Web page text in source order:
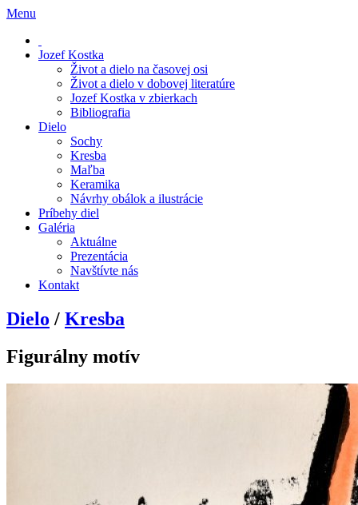
Menu
Jozef Kostka
Život a dielo na časovej osi
Život a dielo v dobovej literatúre
Jozef Kostka v zbierkach
Bibliografia
Dielo
Sochy
Kresba
Maľba
Keramika
Návrhy obálok a ilustrácie
Príbehy diel
Galéria
Aktuálne
Prezentácia
Navštívte nás
Kontakt
Dielo / Kresba
Figurálny motív